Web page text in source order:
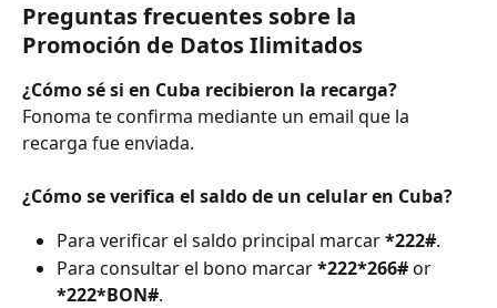
Preguntas frecuentes sobre la
Promoción de Datos Ilimitados
¿Cómo sé si en Cuba recibieron la recarga?
Fonoma te confirma mediante un email que la
recarga fue enviada.
¿Cómo se verifica el saldo de un celular en Cuba?
Para verificar el saldo principal marcar *222#.
Para consultar el bono marcar *222*266# or
*222*BON#.